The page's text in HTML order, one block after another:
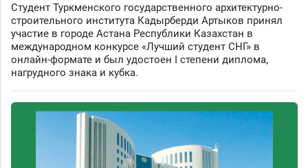
Студент Туркменского государственного архитектурно-
строительного института Кадырберди Артыков принял
участие в городе Астана Республики Казахстан в
международном конкурсе «Лучший студент СНГ» в
онлайн-формате и был удостоен I степени диплома,
нагрудного знака и кубка.